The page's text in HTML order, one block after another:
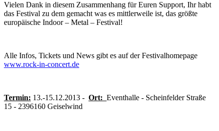
Vielen Dank in diesem Zusammenhang für Euren Support, Ihr habt
das Festival zu dem gemacht was es mittlerweile ist, das größte
europäische Indoor – Metal – Festival!
Alle Infos, Tickets und News gibt es auf der Festivalhomepage
www.rock-in-concert.de
Termin: 13.-15.12.2013 - Ort: Eventhalle - Scheinfelder Straße
15 - 2396160 Geiselwind